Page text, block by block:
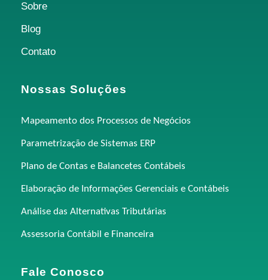
Sobre
Blog
Contato
Nossas Soluções
Mapeamento dos Processos de Negócios
Parametrização de Sistemas ERP
Plano de Contas e Balancetes Contábeis
Elaboração de Informações Gerenciais e Contábeis
Análise das Alternativas Tributárias
Assessoria Contábil e Financeira
Fale Conosco